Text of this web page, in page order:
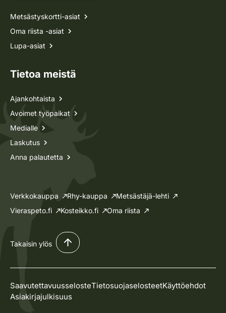
Metsästyskortti-asiat
Oma riista -asiat
Lupa-asiat
Tietoa meistä
Ajankohtaista
Avoimet työpaikat
Medialle
Laskutus
Anna palautetta
Verkkokauppa Rhy-kauppa
Metsästäjä-lehti
Vieraspeto.fi
Kosteikko.fi Oma riista
Takaisin ylös
SaavutettavuusselosteTietosuojaselosteetKäyttöehdot
Asiakirjajulkisuus